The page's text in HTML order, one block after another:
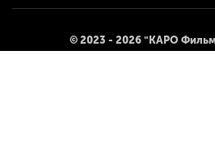
© 2023 - 2026 "КАРО